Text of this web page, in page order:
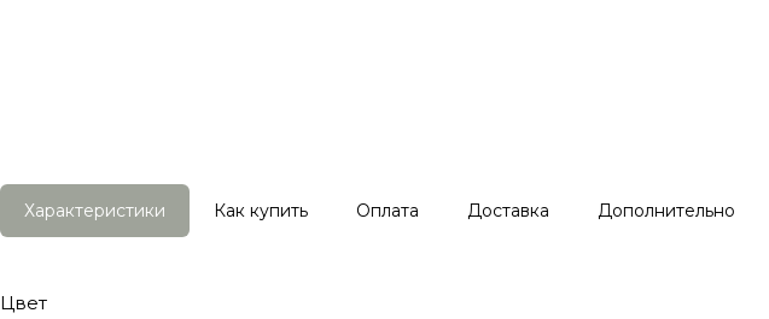
Характеристики Как купить Оплата Доставка Дополнительно
Цвет